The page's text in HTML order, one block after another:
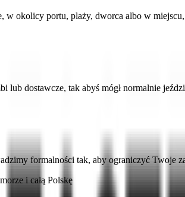
w okolicy portu, plaży, dworca albo w
dostawcze, tak abyś mógł normalnie
formalności tak, aby ograniczyć Twoje
i całą Polskę